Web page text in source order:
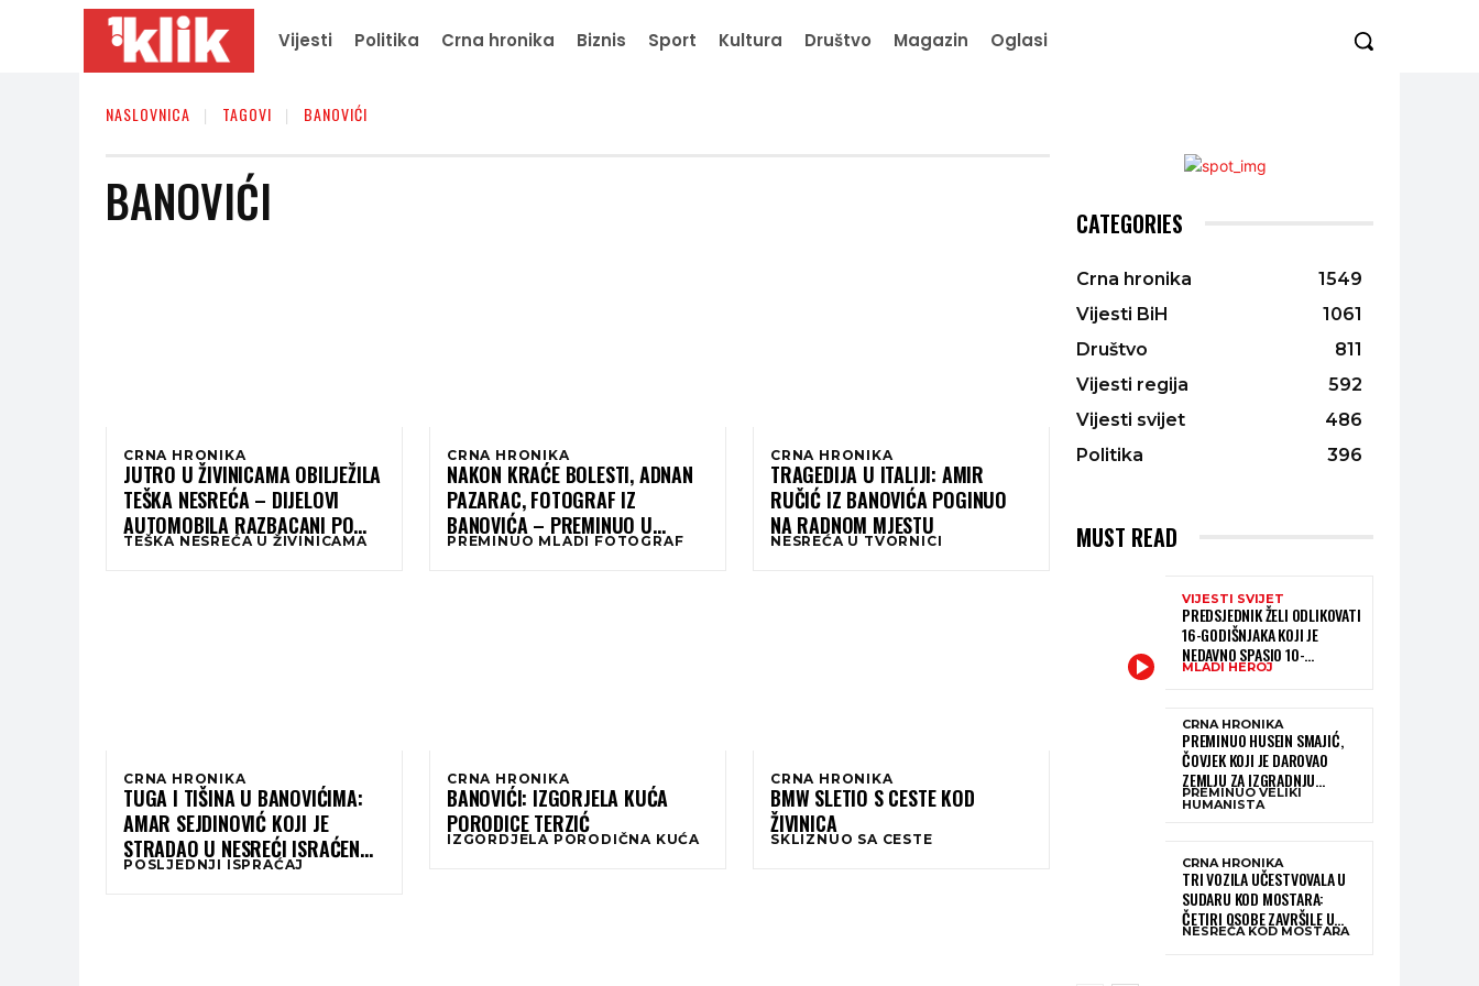
Vijesti Politika Crna hronika Biznis Sport Kultura Društvo Magazin Oglasi
NASLOVNICA TAGOVI BANOVIĆI
BANOVIĆI
CRNA HRONIKA
JUTRO U ŽIVINICAMA OBILJEŽILA
TEŠKA NESREĆA – DIJELOVI
AUTOMOBILA RAZBACANI PO
CESTI
TEŠKA NESREĆA U ŽIVINICAMA
CRNA HRONIKA
NAKON KRAĆE BOLESTI, ADNAN
PAZARAC, FOTOGRAF IZ
BANOVIĆA – PREMINUO U
LJUBLJANI
PREMINUO MLADI FOTOGRAF
CRNA HRONIKA
TRAGEDIJA U ITALIJI: AMIR
RUČIĆ IZ BANOVIĆA POGINUO
NA RADNOM MJESTU
NESREĆA U TVORNICI
CRNA HRONIKA
TUGA I TIŠINA U BANOVIĆIMA:
AMAR SEJDINOVIĆ KOJI JE
STRADAO U NESREĆI ISRAĆEN
NA POSLJEDNJI POČINAK
POSLJEDNJI ISPRAĆAJ
CRNA HRONIKA
BANOVIĆI: IZGORJELA KUĆA
PORODICE TERZIĆ
IZGORDJELA PORODIČNA KUĆA
CRNA HRONIKA
BMW SLETIO S CESTE KOD
ŽIVINICA
SKLIZNUO SA CESTE
CATEGORIES
Crna hronika
1549
Vijesti BiH
1061
Društvo
811
Vijesti regija
592
Vijesti svijet
486
Politika
396
MUST READ
VIJESTI SVIJET
PREDSJEDNIK ŽELI ODLIKOVATI
16-GODIŠNJAKA KOJI JE
NEDAVNO SPASIO 10-
GODIŠNJEG DJEČAKA IZ
MLADI HEROJ
CRNA HRONIKA
PREMINUO HUSEIN SMAJIĆ,
ČOVJEK KOJI JE DAROVAO
ZEMLJU ZA IZGRADNJU
KATOLIČKE CRKVE U BUGOJNU
PREMINUO VELIKI
HUMANISTA
CRNA HRONIKA
TRI VOZILA UČESTVOVALA U
SUDARU KOD MOSTARA:
ČETIRI OSOBE ZAVRŠILE U
BOLNICI
NESREĆA KOD MOSTARA